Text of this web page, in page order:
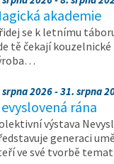
akademie
se k letnímu
tě čekají
srpna 2026 - 31. srpna
rána
výstava
generaci
ve své tvorbě